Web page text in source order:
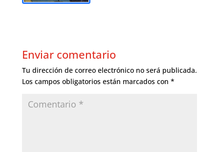
Enviar comentario
Tu dirección de correo electrónico no será publicada.
Los campos obligatorios están marcados con *